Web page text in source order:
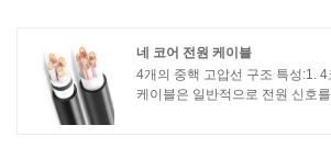
같이 와이어가 고온에 노출될 수
합니다.
네 코어 전원 케이블
4개의 중핵 고압선 구조 특성:1.
케이블은 일반적으로 전원 신호